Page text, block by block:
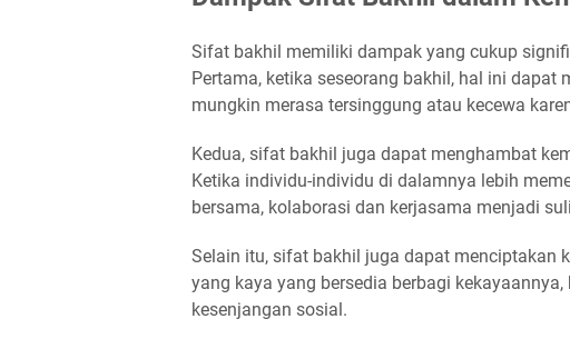
Sifat bakhil memiliki dampak yang cukup
Pertama, ketika seseorang bakhil, hal ini
mungkin merasa tersinggung atau kecewa
Kedua, sifat bakhil juga dapat menghambat
Ketika individu-individu di dalamnya lebih
bersama, kolaborasi dan kerjasama menjadi
Selain itu, sifat bakhil juga dapat menciptakan
yang kaya yang bersedia berbagi
kesenjangan sosial.